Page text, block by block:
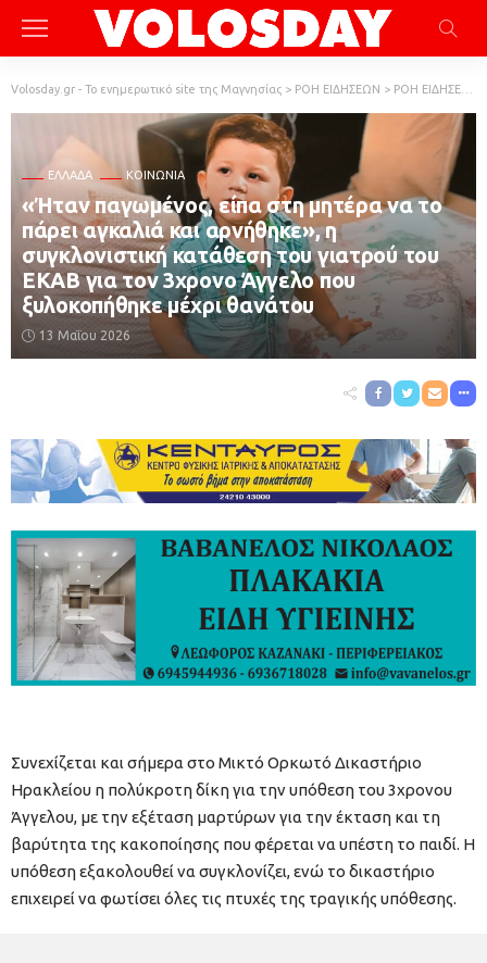
Volosday.gr - Το ενημερωτικό site της Μαγνησίας > ΡΟΗ ΕΙΔΗΣΕΩΝ > ΡΟΗ ΕΙΔΗΣΕΩΝ
ΕΛΛΆΔΑ ΚΟΙΝΩΝΙΑ
«Ήταν παγωμένος, είπα στη μητέρα να το
πάρει αγκαλιά και αρνήθηκε», η
συγκλονιστική κατάθεση του γιατρού του
ΕΚΑΒ για τον 3χρονο Άγγελο που
ξυλοκοπήθηκε μέχρι θανάτου
13 Μαΐου 2026
Συνεχίζεται και σήμερα στο Μικτό Ορκωτό Δικαστήριο
Ηρακλείου η πολύκροτη δίκη για την υπόθεση του 3χρονου
Άγγελου, με την εξέταση μαρτύρων για την έκταση και τη
βαρύτητα της κακοποίησης που φέρεται να υπέστη το παιδί. Η
υπόθεση εξακολουθεί να συγκλονίζει, ενώ το δικαστήριο
επιχειρεί να φωτίσει όλες τις πτυχές της τραγικής υπόθεσης.